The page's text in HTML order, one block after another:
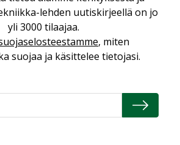
lehden uutiskirjeellä on jo
yli 3000 tilaajaa.
, miten
suojaa ja käsittelee tietojasi.